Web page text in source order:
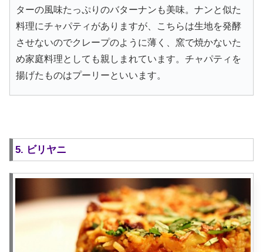
ターの風味たっぷりのバターナンも美味。ナンと似た
料理にチャパティがありますが、こちらは生地を発酵
させないのでクレープのように薄く、窯で焼かないた
め家庭料理としても親しまれています。チャパティを
揚げたものはプーリーといいます。
5. ビリヤニ